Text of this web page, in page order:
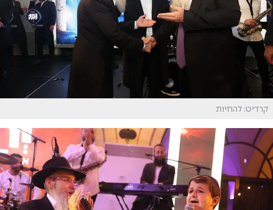
קרדיט: להחיות